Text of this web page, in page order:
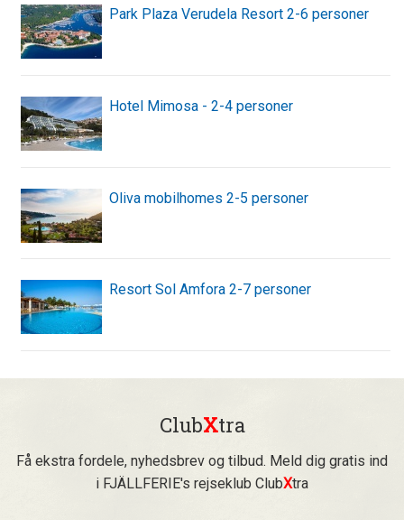
Park Plaza Verudela Resort 2-6 personer
Hotel Mimosa - 2-4 personer
Oliva mobilhomes 2-5 personer
Resort Sol Amfora 2-7 personer
ClubXtra
Få ekstra fordele, nyhedsbrev og tilbud. Meld dig gratis ind
i FJÄLLFERIE's rejseklub ClubXtra